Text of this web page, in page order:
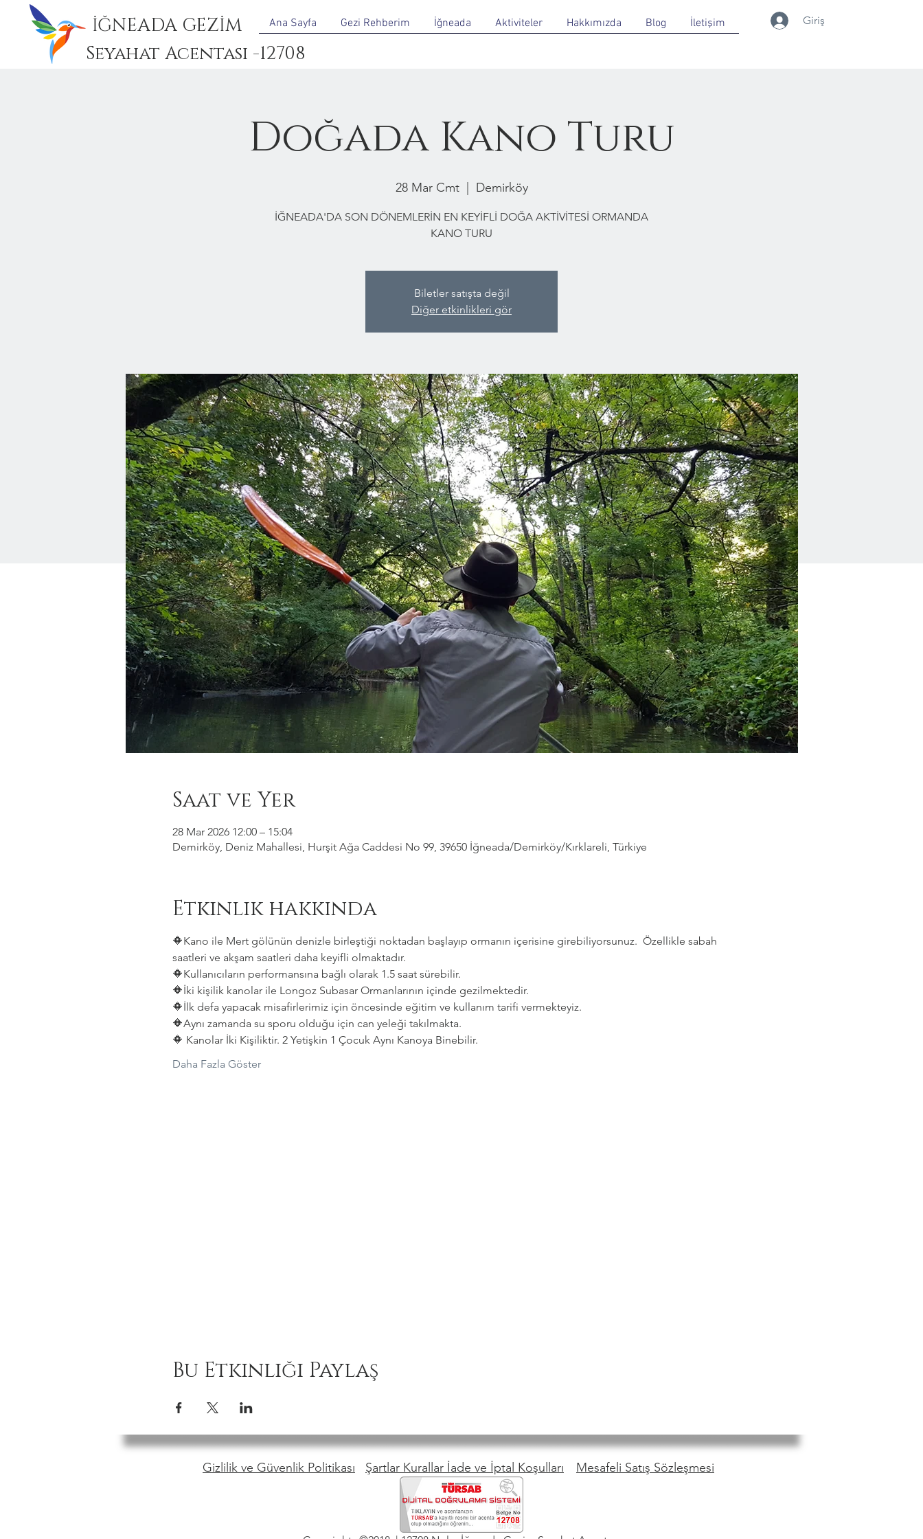
İĞNEADA GEZİM
Seyahat Acentası -12708
Ana Sayfa Gezi Rehberim İğneada Aktiviteler Hakkımızda Blog İletişim Giriş
Doğada Kano Turu
28 Mar Cmt
  |
Demirköy
İĞNEADA'DA SON DÖNEMLERİN EN KEYİFLİ DOĞA AKTİVİTESİ ORMANDA
KANO TURU
Biletler satışta değil
Diğer etkinlikleri gör
Saat ve Yer
28 Mar 2026 12:00 – 15:04
Demirköy, Deniz Mahallesi, Hurşit Ağa Caddesi No 99, 39650 İğneada/Demirköy/Kırklareli, Türkiye
Etkinlik hakkında
🔶Kano ile Mert gölünün denizle birleştiği noktadan başlayıp ormanın içerisine girebiliyorsunuz.  Özellikle sabah
saatleri ve akşam saatleri daha keyifli olmaktadır.
🔶Kullanıcıların performansına bağlı olarak 1.5 saat sürebilir.
🔶İki kişilik kanolar ile Longoz Subasar Ormanlarının içinde gezilmektedir.
🔶İlk defa yapacak misafirlerimiz için öncesinde eğitim ve kullanım tarifi vermekteyiz.
🔶Aynı zamanda su sporu olduğu için can yeleği takılmakta.
🔶 Kanolar İki Kişiliktir. 2 Yetişkin 1 Çocuk Aynı Kanoya Binebilir.
Daha Fazla Göster
Bu Etkinliği Paylaş
Gizlilik ve Güvenlik Politikası Şartlar Kurallar İade ve İptal Koşulları Mesafeli Satış Sözleşmesi